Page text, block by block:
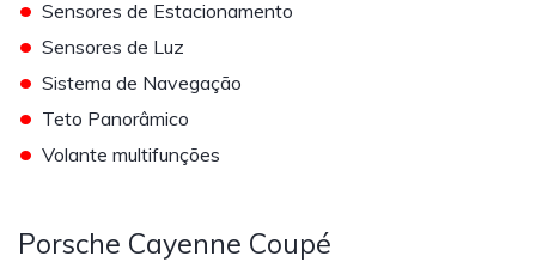
• Sensores de Estacionamento
• Sensores de Luz
• Sistema de Navegação
• Teto Panorâmico
• Volante multifunções
Porsche Cayenne Coupé